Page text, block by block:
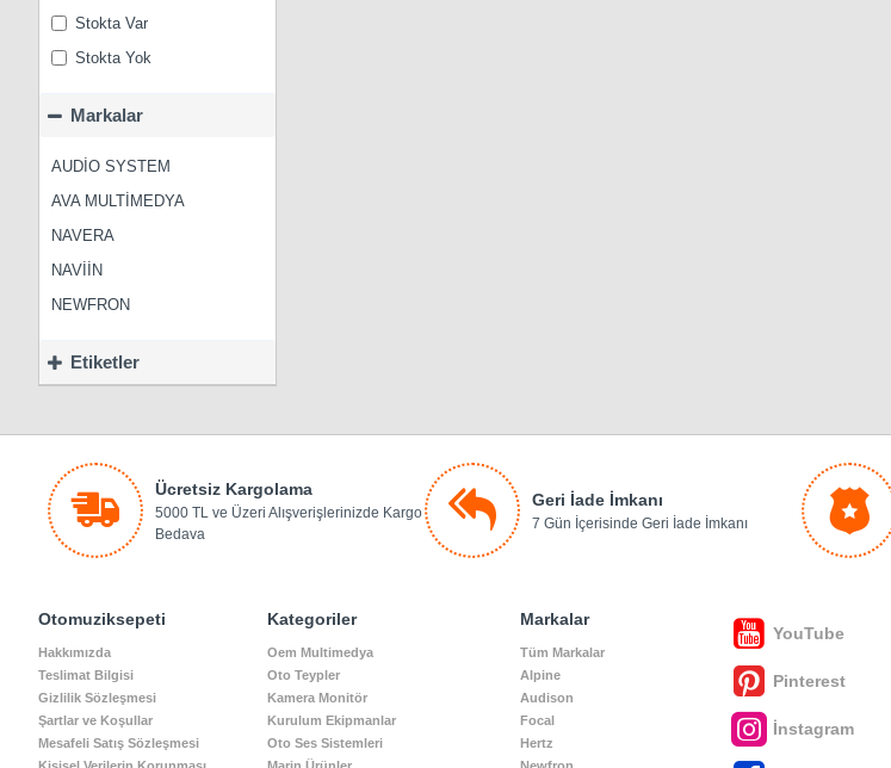
Markalar
AUDİO SYSTEM
AVA MULTİMEDYA
NAVERA
NAVİİN
NEWFRON
Etiketler
Stokta Var
Stokta Yok
Ücretsiz Kargolama
5000 TL ve Üzeri Alışverişlerinizde Kargo
Bedava
Geri İade İmkanı
7 Gün İçerisinde Geri İade İmkanı
Otomuziksepeti
Hakkımızda
Teslimat Bilgisi
Gizlilik Sözleşmesi
Şartlar ve Koşullar
Mesafeli Satış Sözleşmesi
Kategoriler
Oem Multimedya
Oto Teypler
Kamera Monitör
Kurulum Ekipmanlar
Oto Ses Sistemleri
Markalar
Tüm Markalar
Alpine
Audison
Focal
Hertz
YouTube
Pinterest
İnstagram